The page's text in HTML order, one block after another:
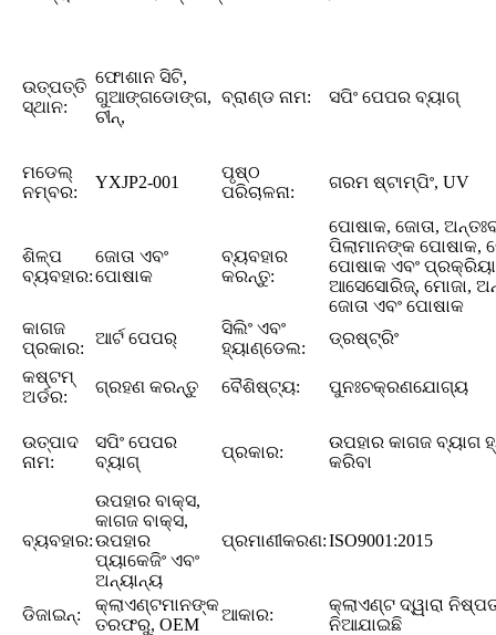
ଉତ୍ପତ୍ତି
ସ୍ଥାନ:
ଫୋଶାନ ସିଟି,
ଗୁଆଙ୍ଗଡୋଙ୍ଗ,
ଚୀନ୍,
ବ୍ରାଣ୍ଡ ନାମ: ସପିଂ ପେପର ବ୍ୟାଗ୍
ମଡେଲ୍
ନମ୍ବର:
YXJP2-001
ପୃଷ୍ଠ
ପରିଚାଳନା:
ଗରମ ଷ୍ଟାମ୍ପିଂ, UV
ଶିଳ୍ପ
ବ୍ୟବହାର:
ଜୋତା ଏବଂ
ପୋଷାକ
ବ୍ୟବହାର
କରନ୍ତୁ:
ପୋଷାକ, ଜୋତା,
ପିଲାମାନଙ୍କ ପୋଷାକ,
ପୋଷାକ ଏବଂ
ଆସେସୋରିଜ୍, ମୋଜା,
ଜୋତା ଏବଂ ପୋଷାକ
କାଗଜ
ପ୍ରକାର:
ଆର୍ଟ ପେପର୍
ସିଲିଂ ଏବଂ
ହ୍ୟାଣ୍ଡେଲ:
ଡ୍ରଷ୍ଟ୍ରିଂ
କଷ୍ଟମ୍
ଅର୍ଡର:
ଗ୍ରହଣ କରନ୍ତୁ ବୈଶିଷ୍ଟ୍ୟ: ପୁନଃଚକ୍ରଣଯୋଗ୍ୟ
ଉତ୍ପାଦ
ନାମ:
ସପିଂ ପେପର
ବ୍ୟାଗ୍
ପ୍ରକାର:
ଉପହାର କାଗଜ ବ୍ୟାଗ
କରିବା
ବ୍ୟବହାର:
ଉପହାର ବାକ୍ସ,
କାଗଜ ବାକ୍ସ,
ଉପହାର
ପ୍ୟାକେଜିଂ ଏବଂ
ଅନ୍ୟାନ୍ୟ
ପ୍ରମାଣୀକରଣ:ISO9001:2015
ଡିଜାଇନ୍:
କ୍ଲାଏଣ୍ଟମାନଙ୍କ
ତରଫରୁ, OEM
ଆକାର:
କ୍ଲାଏଣ୍ଟ ଦ୍ୱାରା
ନିଆଯାଇଛି